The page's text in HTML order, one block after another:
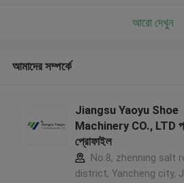
আরো দেখুন
আমাদের সম্পর্কে
Jiangsu Yaoyu Shoe
Machinery CO., LTD
প্রোফাইল
No.8, zhenning salt
district, Yancheng city,